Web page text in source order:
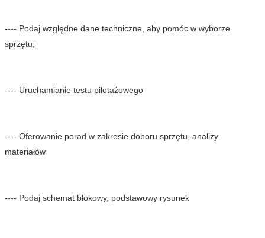
---- Podaj względne dane techniczne, aby pomóc w wyborze
sprzętu;
---- Uruchamianie testu pilotażowego
---- Oferowanie porad w zakresie doboru sprzętu, analizy
materiałów
---- Podaj schemat blokowy, podstawowy rysunek